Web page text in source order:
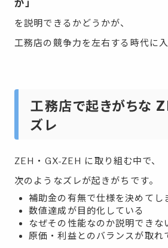
か」
を説明できるかどうかが、
工務店の競争力を左右する時代に入
工務店で起きがちな
ズレ
ZEH・GX-ZEH に取り組む中で、
次のようなズレが起きがちです。
補助金の有無で仕様を決めてし
数値達成が目的化している
なぜその性能なのか説明できな
原価・利益とのバランスが取れ